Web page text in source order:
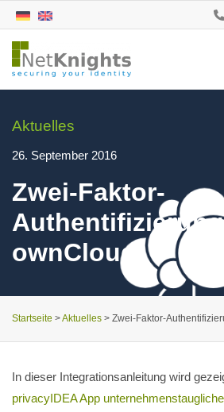
Aktuelles
26. September 2016
Zwei-Faktor-
ownCloud
Startseite >Aktuelles > Zwei-Faktor-
In dieser Integrationsanleitung wird
privacyIDEA App